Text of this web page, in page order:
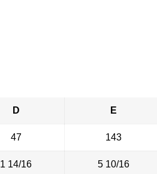
D E
47 143
1 14/16 5 10/16